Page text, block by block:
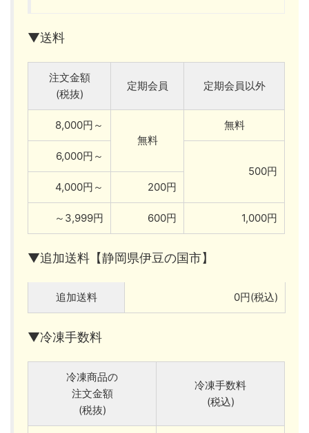
▼送料
注文金額
(税抜)
定期会員 定期会員以外
8,000円～
無料
無料
6,000円～
500円
4,000円～
200円
～3,999円 600円 1,000円
▼追加送料【静岡県伊豆の国市】
追加送料 0円(税込)
▼冷凍手数料
冷凍商品の
注文金額
(税抜)
冷凍手数料
(税込)